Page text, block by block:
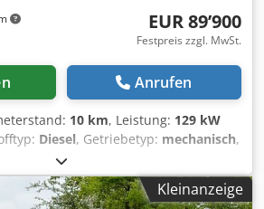
EUR 89’900
Festpreis zzgl. MwSt.
Anrufen
10 km, Leistung: 129 kW
Diesel, Getriebetyp: mechanisch,
, Laderaumlänge:
mm, Emissionsklasse:Euro6, Farbe:
3, Ausstattung: ABS,
Kleinanzeige